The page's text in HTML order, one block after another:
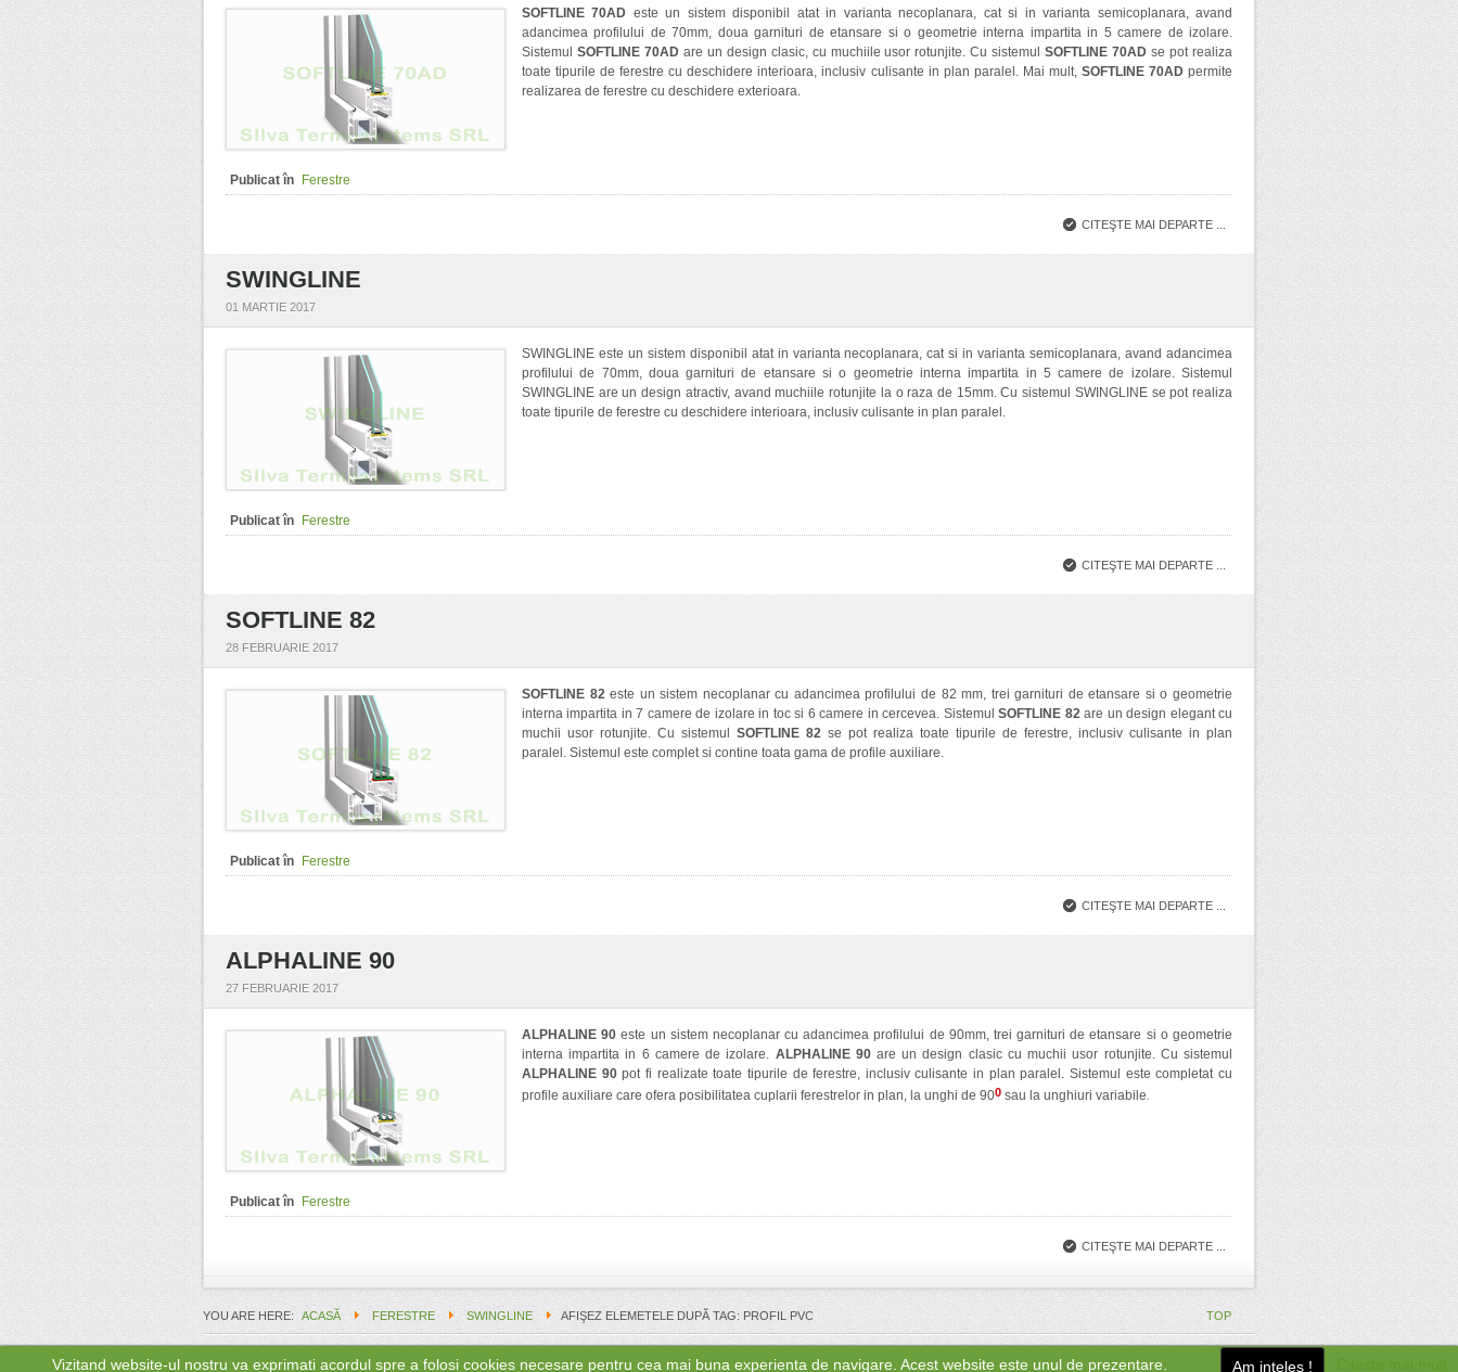
SOFTLINE 70AD este un sistem disponibil atat in varianta necoplanara, cat si in varianta semicoplanara, avand
adancimea profilului de 70mm, doua garnituri de etansare si o geometrie interna impartita in 5 camere de izolare.
Sistemul SOFTLINE 70AD are un design clasic, cu muchiile usor rotunjite. Cu sistemulSOFTLINE 70AD se pot realiza
toate tipurile de ferestre cu deschidere interioara, inclusiv culisante in plan paralel. Mai mult, SOFTLINE 70AD permite
realizarea de ferestre cu deschidere exterioara.
Publicat în Ferestre
CITEŞTE MAI DEPARTE ...
SWINGLINE
01 MARTIE 2017
SWINGLINE este un sistem disponibil atat in varianta necoplanara, cat si in varianta semicoplanara, avand adancimea
profilului de 70mm, doua garnituri de etansare si o geometrie interna impartita in 5 camere de izolare. Sistemul
SWINGLINE are un design atractiv, avand muchiile rotunjite la o raza de 15mm. Cu sistemul SWINGLINE se pot realiza
toate tipurile de ferestre cu deschidere interioara, inclusiv culisante in plan paralel.
Publicat în Ferestre
CITEŞTE MAI DEPARTE ...
SOFTLINE 82
28 FEBRUARIE 2017
SOFTLINE 82este un sistem necoplanar cu adancimea profilului de 82 mm, trei garnituri de etansare si o geometrie
interna impartita in 7 camere de izolare in toc si 6 camere in cercevea. SistemulSOFTLINE 82are un design elegant cu
muchii usor rotunjite. Cu sistemul SOFTLINE 82 se pot realiza toate tipurile de ferestre, inclusiv culisante in plan
paralel. Sistemul este complet si contine toata gama de profile auxiliare.
Publicat în Ferestre
CITEŞTE MAI DEPARTE ...
ALPHALINE 90
27 FEBRUARIE 2017
ALPHALINE 90 este un sistem necoplanar cu adancimea profilului de 90mm, trei garnituri de etansare si o geometrie
interna impartita in 6 camere de izolare. ALPHALINE 90are un design clasic cu muchii usor rotunjite. Cu sistemul
ALPHALINE 90pot fi realizate toate tipurile de ferestre, inclusiv culisante in plan paralel. Sistemul este completat cu
profile auxiliare care ofera posibilitatea cuplarii ferestrelor in plan, la unghi de 900 sau la unghiuri variabile.
Publicat în Ferestre
CITEŞTE MAI DEPARTE ...
YOU ARE HERE ACASĂ FERESTRE SWINGLINE AFIŞEZ ELEMETELE DUPĂ TAG: PROFIL PVC TOP
Vizitand website-ul nostru va exprimati acordul spre a folosi cookies necesare pentru cea mai buna experienta de navigare. Acest website este unul de prezentare. Am inteles !